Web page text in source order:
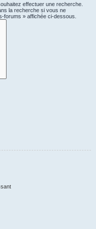
effectuer une recherche.
la recherche si vous ne
forums » affichée ci-dessous.